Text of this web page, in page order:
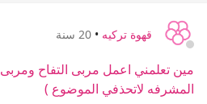
قهوة تركيه • 20 سنة
مين تعلمني اعمل مربى التفاح
المشرفه لاتحذفي الموضوع )